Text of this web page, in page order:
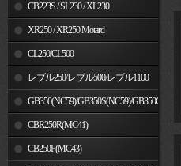
CB223S / SL230 / XL230
XR250 / XR250 Motard
CL250/CL500
レブル250/レブル500/レブル1100
GB350(NC59)/GB350S(NC59)/GB350C(NC64)
CBR250R(MC41)
CB250F(MC43)